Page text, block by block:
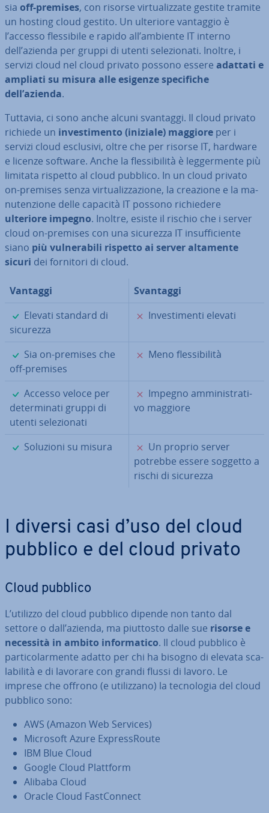
sia off-premises, con risorse vir­tua­liz­za­te gestite tramite
un hosting cloud gestito. Un ulteriore vantaggio è
l’accesso fles­si­bi­le e rapido all’ambiente IT interno
dell’azienda per gruppi di utenti se­le­zio­na­ti. Inoltre, i
servizi cloud nel cloud privato possono essere adattati e
ampliati su misura alle esigenze spe­ci­fi­che
dell’azienda.
Tuttavia, ci sono anche alcuni svantaggi. Il cloud privato
richiede un in­ve­sti­men­to (iniziale) maggiore per i
servizi cloud esclusivi, oltre che per risorse IT, hardware
e licenze software. Anche la fles­si­bi­li­tà è leg­ger­men­te più
limitata rispetto al cloud pubblico. In un cloud privato
on-premises senza vir­tua­liz­za­zio­ne, la creazione e la ma­
nu­ten­zio­ne delle capacità IT possono ri­chie­de­re
ulteriore impegno. Inoltre, esiste il rischio che i server
cloud on-premises con una sicurezza IT in­suf­fi­cien­te
siano più vul­ne­ra­bi­li rispetto ai server altamente
sicuri dei fornitori di cloud.
Vantaggi
Svantaggi
✓
Elevati standard di
sicurezza
✗
In­ve­sti­men­ti elevati
✓
Sia on-premises che
off-premises
✗
Meno fles­si­bi­li­tà
✓
Accesso veloce per
de­ter­mi­na­ti gruppi di
utenti se­le­zio­na­ti
✗
Impegno am­mi­ni­stra­ti­
vo maggiore
✓
Soluzioni su misura ✗
Un proprio server
potrebbe essere soggetto a
rischi di sicurezza
I diversi casi d’uso del cloud
pubblico e del cloud privato
Cloud pubblico
L’utilizzo del cloud pubblico dipende non tanto dal
settore o dall’azienda, ma piuttosto dalle sue risorse e
necessità in ambito in­for­ma­ti­co. Il cloud pubblico è
par­ti­co­lar­men­te adatto per chi ha bisogno di elevata sca­
la­bi­li­tà e di lavorare con grandi flussi di lavoro. Le
imprese che offrono (e uti­liz­za­no) la tec­no­lo­gia del cloud
pubblico sono:
AWS (Amazon Web Services)
Microsoft Azure Ex­pres­sRou­te
IBM Blue Cloud
Google Cloud Plattform
Alibaba Cloud
Oracle Cloud Fast­Con­nect